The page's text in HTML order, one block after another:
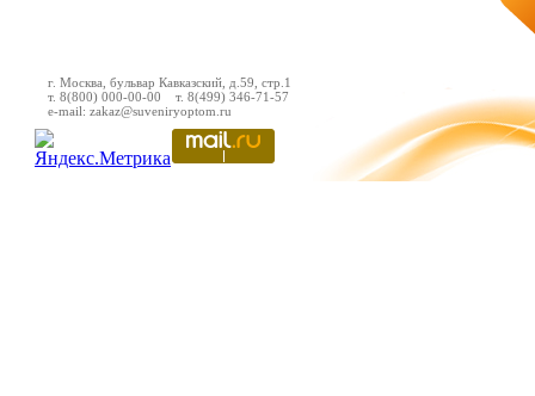
г. Москва, бульвар Кавказский, д.59, стр.1
т. 8(800) 000-00-00 т. 8(499) 346-71-57
e-mail: zakaz@suveniryoptom.ru